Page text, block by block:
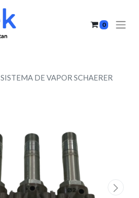
0
SISTEMA DE VAPOR SCHAERER